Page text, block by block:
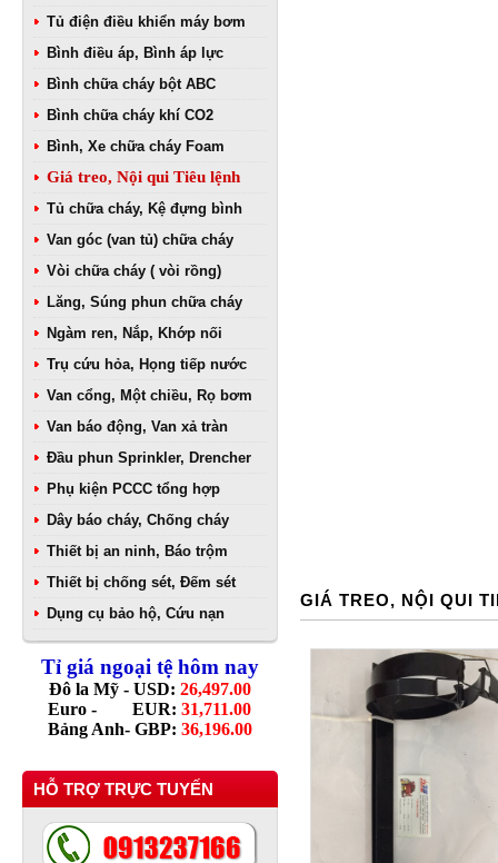
Tủ điện điều khiển máy bơm
Bình điều áp, Bình áp lực
Bình chữa cháy bột ABC
Bình chữa cháy khí CO2
Bình, Xe chữa cháy Foam
Giá treo, Nội qui Tiêu lệnh
Tủ chữa cháy, Kệ đựng bình
Van góc (van tủ) chữa cháy
Vòi chữa cháy ( vòi rồng)
Lăng, Súng phun chữa cháy
Ngàm ren, Nắp, Khớp nối
Trụ cứu hỏa, Họng tiếp nước
Van cổng, Một chiều, Rọ bơm
Van báo động, Van xả tràn
Đầu phun Sprinkler, Drencher
Phụ kiện PCCC tổng hợp
Dây báo cháy, Chống cháy
Thiết bị an ninh, Báo trộm
Thiết bị chống sét, Đếm sét
Dụng cụ bảo hộ, Cứu nạn
Tỉ giá ngoại tệ hôm nay
Đô la Mỹ - USD: 26,497.00
Euro - EUR: 31,711.00
Bảng Anh- GBP: 36,196.00
HỖ TRỢ TRỰC TUYẾN
GIÁ TREO, NỘI QUI